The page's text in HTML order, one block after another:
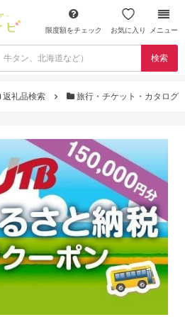
限度額をチェック お気に入り メニュー
検索
返礼品検索 旅行・チケット・カタログ